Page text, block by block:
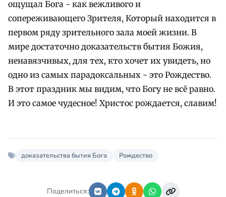
ощущал Бога - как вежливого и
сопереживающего Зрителя, Который находится в
первом ряду зрительного зала моей жизни. В
мире достаточно доказательств бытия Божия,
ненавязчивых, для тех, кто хочет их увидеть, но
одно из самых парадоксальных - это Рождество.
В этот праздник мы видим, что Богу не всё равно.
И это самое чудесное! Христос рождается, славим!
доказательства бытия Бога Рождество
Поделиться: